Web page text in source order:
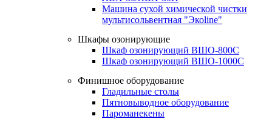
Машина сухой химической чистки
мультисольвентная "Экоline"
Шкафы озонирующие
Шкаф озонирующий ВШО-800С
Шкаф озонирующий ВШО-1000С
Финишное оборудование
Гладильные столы
Пятновыводное оборудование
Пароманекены